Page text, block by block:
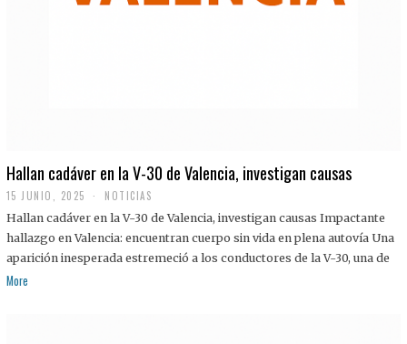
Hallan cadáver en la V-30 de Valencia, investigan causas
15 JUNIO, 2025 NOTICIAS
Hallan cadáver en la V-30 de Valencia, investigan causas Impactante
hallazgo en Valencia: encuentran cuerpo sin vida en plena autovía Una
aparición inesperada estremeció a los conductores de la V-30, una de
More